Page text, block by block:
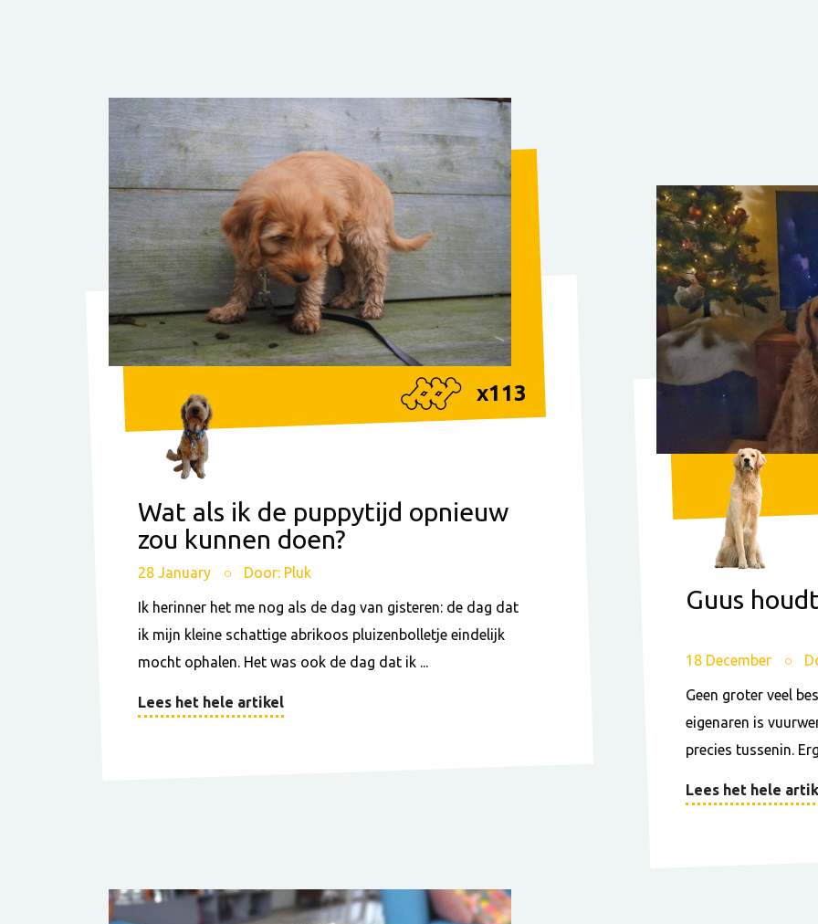
x113
Wat als ik de puppytijd opnieuw
zou kunnen doen?
28 January Door: Pluk
Ik herinner het me nog als de dag van gisteren: de dag dat
ik mijn kleine schattige abrikoos pluizenbolletje eindelijk
mocht ophalen. Het was ook de dag dat ik ...
Lees het hele artikel
Guus
18 December
Geen groter veel
eigenaren is
precies tussenin.
Lees het hele